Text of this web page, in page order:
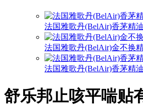
法国雅歌丹(BelAir)香茅精
法国雅歌丹(BelAir)金不换
法国雅歌丹(BelAir)香茅精
舒乐邦止咳平喘贴